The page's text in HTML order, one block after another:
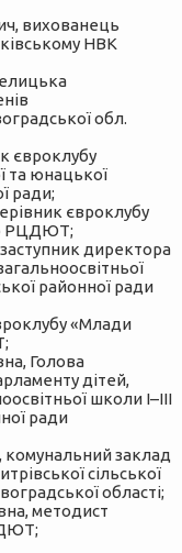
вихованець
НВК
обл.
євроклубу
та юнацької
ради;
євроклубу
РЦДЮТ;
директора
районної ради
«Млади
Голова
дітей,
школи І–ІІІ
ради
заклад
сільської
області;
методист